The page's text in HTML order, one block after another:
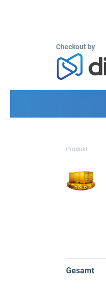
Checkout by
Produkt
Gesamt